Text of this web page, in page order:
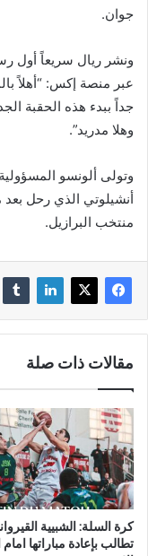
جوان.
ونشر ريال سريعاً أول
عبر منصة إكس: “أهلاً
جداً ببدء هذه الحقبة
وهلا مدريد”.
وتولى ألونسو
أنشيلوتي الذي رحل
منتخب البرازيل.
مقالات ذات صلة
كرة السلة: الشبيية
تطالب بإعادة مباراتها امام